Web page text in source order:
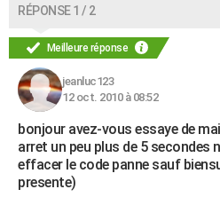
RÉPONSE 1 / 2
Meilleure réponse
jeanluc123
12 oct. 2010 à 08:52
bonjour avez-vous essaye de
arret un peu plus de 5 secondes
effacer le code panne sauf
presente)